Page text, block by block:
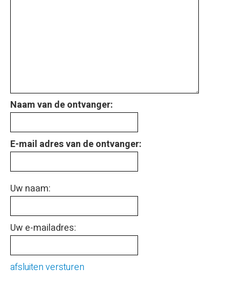
Naam van de ontvanger:
E-mail adres van de ontvanger:
Uw naam:
Uw e-mailadres:
afsluitenversturen